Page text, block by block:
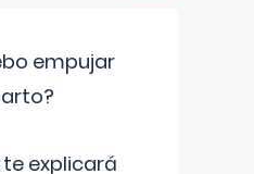
empujar
explicará